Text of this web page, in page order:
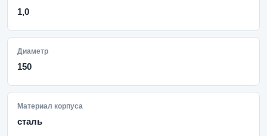
1,0
Диаметр
150
Материал корпуса
сталь